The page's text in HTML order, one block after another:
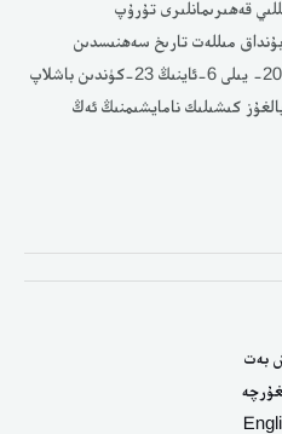
قەھٮرٮمانلٮرى تۇرۇپ
مٮللەت تارٮخ سەھنٮسدٮن
سۈپۈرۈلۈپ تاشلٮندۇ خاتٮرەمدٮن 2018- یٮلى 6-ئاینٮڭ 23-كۈندٮن باشلاپ
كٮشٮلٮك نامایشٮمنٮڭ ئەڭ
بەت